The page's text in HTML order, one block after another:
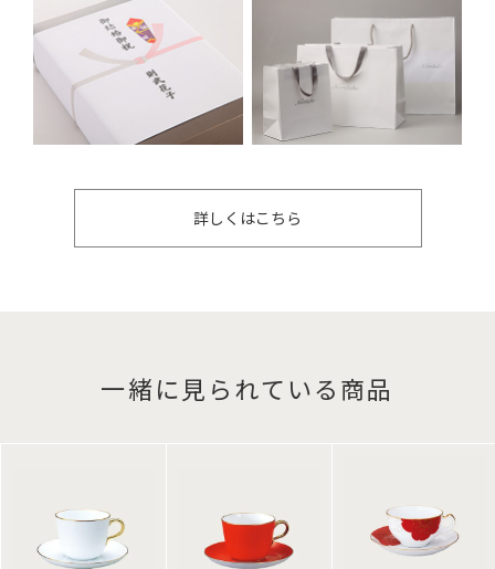
詳しくはこちら
一緒に見られている商品